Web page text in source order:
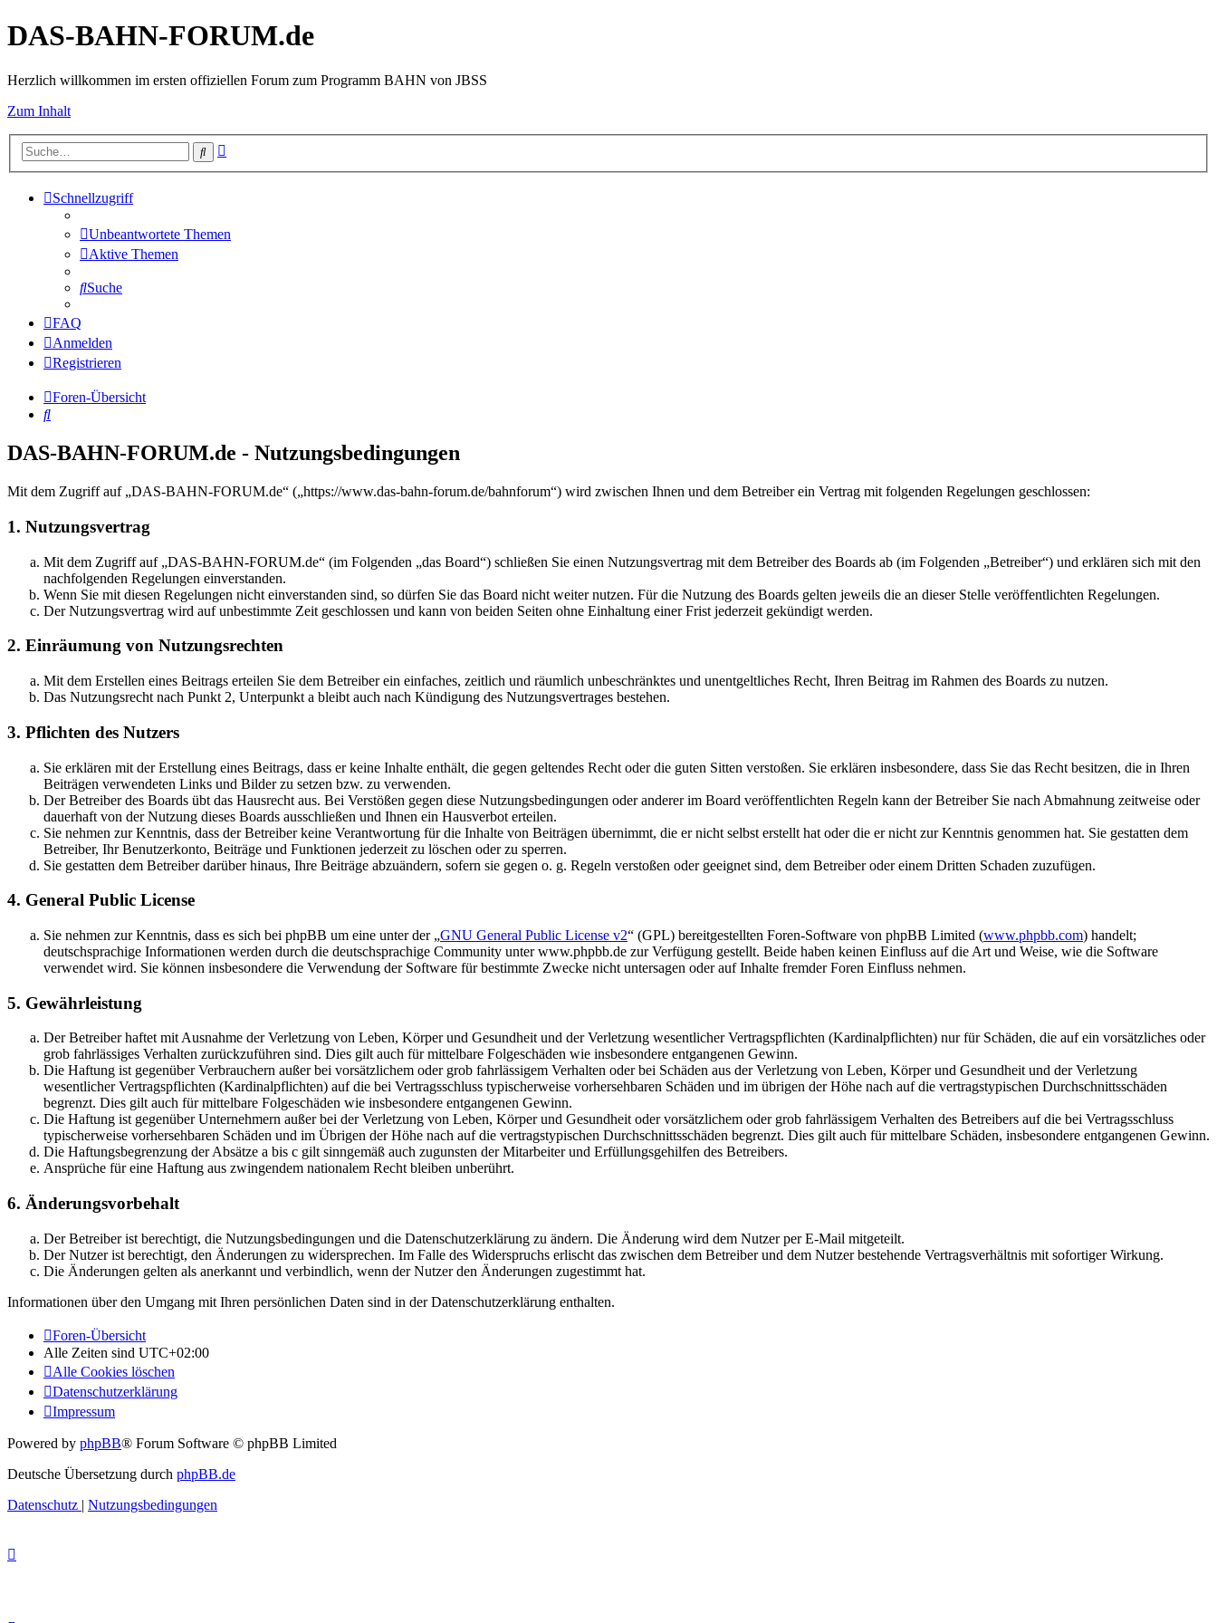
DAS-BAHN-FORUM.de
Herzlich willkommen im ersten offiziellen Forum zum Programm BAHN von JBSS
Zum Inhalt
Suche
Schnellzugriff
Unbeantwortete Themen
Aktive Themen
Suche
FAQ
Anmelden
Registrieren
Foren-Übersicht
Suche
DAS-BAHN-FORUM.de - Nutzungsbedingungen
Mit dem Zugriff auf „DAS-BAHN-FORUM.de“ („https://www.das-bahn-forum.de/bahnforum“) wird zwischen Ihnen und dem Betreiber ein Vertrag mit folgenden Regelungen geschlossen:
1. Nutzungsvertrag
Mit dem Zugriff auf „DAS-BAHN-FORUM.de“ (im Folgenden „das Board“) schließen Sie einen Nutzungsvertrag mit dem Betreiber des Boards ab (im Folgenden „Betreiber“) und erklären sich mit den
nachfolgenden Regelungen einverstanden.
Wenn Sie mit diesen Regelungen nicht einverstanden sind, so dürfen Sie das Board nicht weiter nutzen. Für die Nutzung des Boards gelten jeweils die an dieser Stelle veröffentlichten Regelungen.
Der Nutzungsvertrag wird auf unbestimmte Zeit geschlossen und kann von beiden Seiten ohne Einhaltung einer Frist jederzeit gekündigt werden.
2. Einräumung von Nutzungsrechten
Mit dem Erstellen eines Beitrags erteilen Sie dem Betreiber ein einfaches, zeitlich und räumlich unbeschränktes und unentgeltliches Recht, Ihren Beitrag im Rahmen des Boards zu nutzen.
Das Nutzungsrecht nach Punkt 2, Unterpunkt a bleibt auch nach Kündigung des Nutzungsvertrages bestehen.
3. Pflichten des Nutzers
Sie erklären mit der Erstellung eines Beitrags, dass er keine Inhalte enthält, die gegen geltendes Recht oder die guten Sitten verstoßen. Sie erklären insbesondere, dass Sie das Recht besitzen, die in Ihren
Beiträgen verwendeten Links und Bilder zu setzen bzw. zu verwenden.
Der Betreiber des Boards übt das Hausrecht aus. Bei Verstößen gegen diese Nutzungsbedingungen oder anderer im Board veröffentlichten Regeln kann der Betreiber Sie nach Abmahnung zeitweise oder
dauerhaft von der Nutzung dieses Boards ausschließen und Ihnen ein Hausverbot erteilen.
Sie nehmen zur Kenntnis, dass der Betreiber keine Verantwortung für die Inhalte von Beiträgen übernimmt, die er nicht selbst erstellt hat oder die er nicht zur Kenntnis genommen hat. Sie gestatten dem
Betreiber, Ihr Benutzerkonto, Beiträge und Funktionen jederzeit zu löschen oder zu sperren.
Sie gestatten dem Betreiber darüber hinaus, Ihre Beiträge abzuändern, sofern sie gegen o. g. Regeln verstoßen oder geeignet sind, dem Betreiber oder einem Dritten Schaden zuzufügen.
4. General Public License
Sie nehmen zur Kenntnis, dass es sich bei phpBB um eine unter der „GNU General Public License v2“ (GPL) bereitgestellten Foren-Software von phpBB Limited (www.phpbb.com) handelt;
deutschsprachige Informationen werden durch die deutschsprachige Community unter www.phpbb.de zur Verfügung gestellt. Beide haben keinen Einfluss auf die Art und Weise, wie die Software
verwendet wird. Sie können insbesondere die Verwendung der Software für bestimmte Zwecke nicht untersagen oder auf Inhalte fremder Foren Einfluss nehmen.
5. Gewährleistung
Der Betreiber haftet mit Ausnahme der Verletzung von Leben, Körper und Gesundheit und der Verletzung wesentlicher Vertragspflichten (Kardinalpflichten) nur für Schäden, die auf ein vorsätzliches oder
grob fahrlässiges Verhalten zurückzuführen sind. Dies gilt auch für mittelbare Folgeschäden wie insbesondere entgangenen Gewinn.
Die Haftung ist gegenüber Verbrauchern außer bei vorsätzlichem oder grob fahrlässigem Verhalten oder bei Schäden aus der Verletzung von Leben, Körper und Gesundheit und der Verletzung
wesentlicher Vertragspflichten (Kardinalpflichten) auf die bei Vertragsschluss typischerweise vorhersehbaren Schäden und im übrigen der Höhe nach auf die vertragstypischen Durchschnittsschäden
begrenzt. Dies gilt auch für mittelbare Folgeschäden wie insbesondere entgangenen Gewinn.
Die Haftung ist gegenüber Unternehmern außer bei der Verletzung von Leben, Körper und Gesundheit oder vorsätzlichem oder grob fahrlässigem Verhalten des Betreibers auf die bei Vertragsschluss
typischerweise vorhersehbaren Schäden und im Übrigen der Höhe nach auf die vertragstypischen Durchschnittsschäden begrenzt. Dies gilt auch für mittelbare Schäden, insbesondere entgangenen Gewinn.
Die Haftungsbegrenzung der Absätze a bis c gilt sinngemäß auch zugunsten der Mitarbeiter und Erfüllungsgehilfen des Betreibers.
Ansprüche für eine Haftung aus zwingendem nationalem Recht bleiben unberührt.
6. Änderungsvorbehalt
Der Betreiber ist berechtigt, die Nutzungsbedingungen und die Datenschutzerklärung zu ändern. Die Änderung wird dem Nutzer per E-Mail mitgeteilt.
Der Nutzer ist berechtigt, den Änderungen zu widersprechen. Im Falle des Widerspruchs erlischt das zwischen dem Betreiber und dem Nutzer bestehende Vertragsverhältnis mit sofortiger Wirkung.
Die Änderungen gelten als anerkannt und verbindlich, wenn der Nutzer den Änderungen zugestimmt hat.
Informationen über den Umgang mit Ihren persönlichen Daten sind in der Datenschutzerklärung enthalten.
Foren-Übersicht
Alle Zeiten sind UTC+02:00
Alle Cookies löschen
Datenschutzerklärung
Impressum
Powered by phpBB® Forum Software © phpBB Limited
Deutsche Übersetzung durch phpBB.de
Datenschutz | Nutzungsbedingungen